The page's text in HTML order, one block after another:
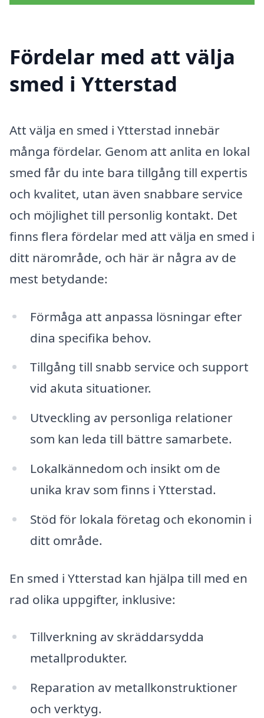
Fördelar med att välja
smed i Ytterstad
Att välja en smed i Ytterstad innebär
många fördelar. Genom att anlita en lokal
smed får du inte bara tillgång till expertis
och kvalitet, utan även snabbare service
och möjlighet till personlig kontakt. Det
finns flera fördelar med att välja en smed i
ditt närområde, och här är några av de
mest betydande:
Förmåga att anpassa lösningar efter
dina specifika behov.
Tillgång till snabb service och support
vid akuta situationer.
Utveckling av personliga relationer
som kan leda till bättre samarbete.
Lokalkännedom och insikt om de
unika krav som finns i Ytterstad.
Stöd för lokala företag och ekonomin i
ditt område.
En smed i Ytterstad kan hjälpa till med en
rad olika uppgifter, inklusive:
Tillverkning av skräddarsydda
metallprodukter.
Reparation av metallkonstruktioner
och verktyg.